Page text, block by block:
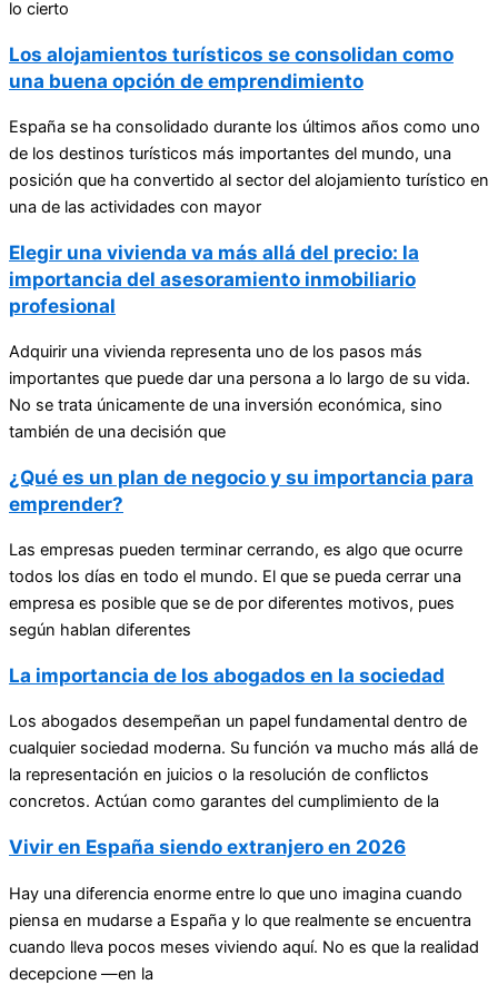
lo cierto
Los alojamientos turísticos se consolidan como
una buena opción de emprendimiento
España se ha consolidado durante los últimos años como uno
de los destinos turísticos más importantes del mundo, una
posición que ha convertido al sector del alojamiento turístico en
una de las actividades con mayor
Elegir una vivienda va más allá del precio: la
importancia del asesoramiento inmobiliario
profesional
Adquirir una vivienda representa uno de los pasos más
importantes que puede dar una persona a lo largo de su vida.
No se trata únicamente de una inversión económica, sino
también de una decisión que
¿Qué es un plan de negocio y su importancia para
emprender?
Las empresas pueden terminar cerrando, es algo que ocurre
todos los días en todo el mundo. El que se pueda cerrar una
empresa es posible que se de por diferentes motivos, pues
según hablan diferentes
La importancia de los abogados en la sociedad
Los abogados desempeñan un papel fundamental dentro de
cualquier sociedad moderna. Su función va mucho más allá de
la representación en juicios o la resolución de conflictos
concretos. Actúan como garantes del cumplimiento de la
Vivir en España siendo extranjero en 2026
Hay una diferencia enorme entre lo que uno imagina cuando
piensa en mudarse a España y lo que realmente se encuentra
cuando lleva pocos meses viviendo aquí. No es que la realidad
decepcione —en la